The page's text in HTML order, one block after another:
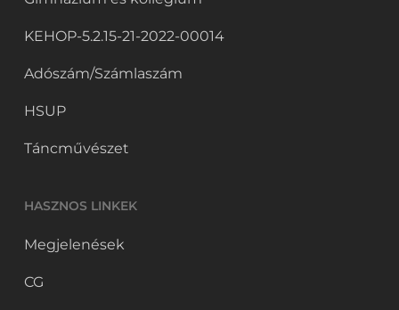
KEHOP-5.2.15-21-2022-00014
Adószám/Számlaszám
HSUP
Táncművészet
HASZNOS LINKEK
Megjelenések
CG